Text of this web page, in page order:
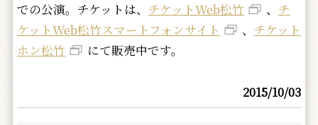
での公演。チケットは、 チケットWeb松竹 、 チ
ケットWeb松竹スマートフォンサイト
、 チケット
ホン松竹
にて販売中です。
2015/10/03